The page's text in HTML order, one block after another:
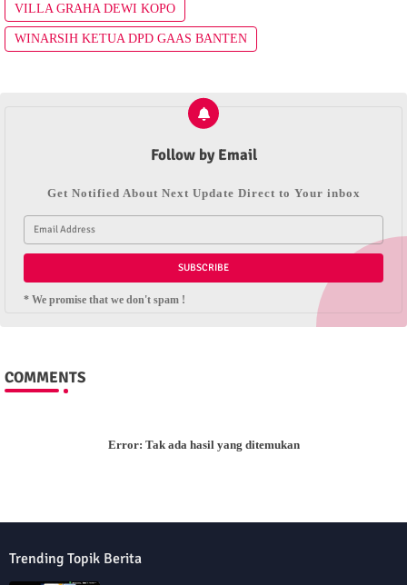
VILLA GRAHA DEWI KOPO
WINARSIH KETUA DPD GAAS BANTEN
Follow by Email
Get Notified About Next Update Direct to Your inbox
* We promise that we don't spam !
COMMENTS
Error: Tak ada hasil yang ditemukan
Trending Topik Berita